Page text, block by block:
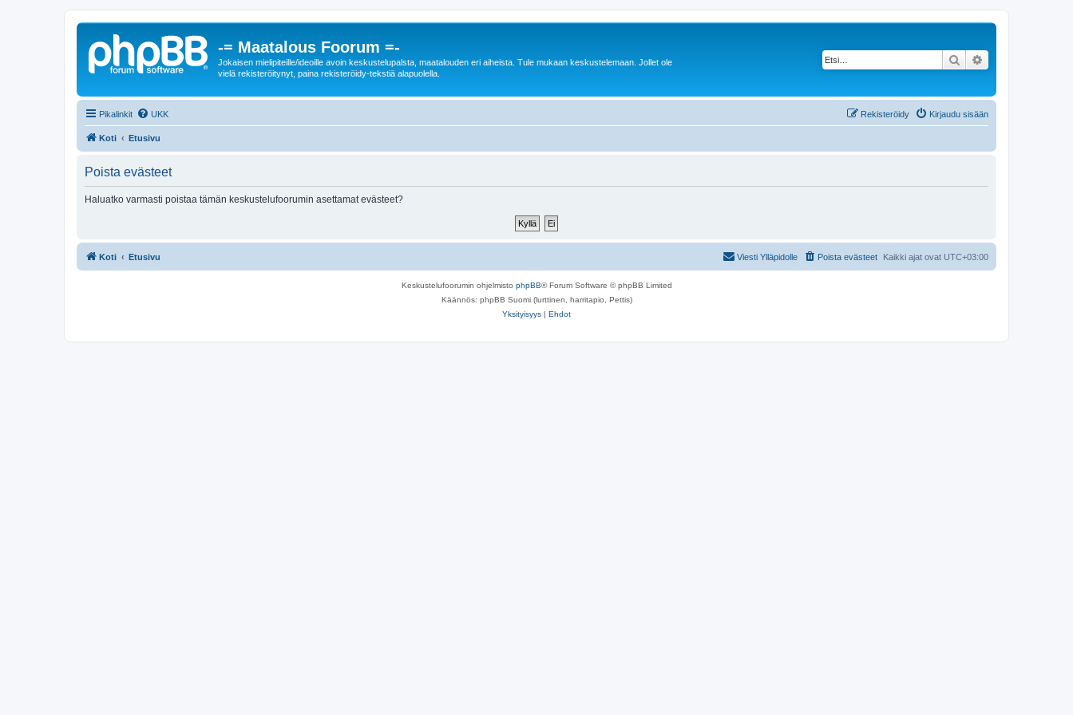
-= Maatalous Foorum =-
Jokaisen mielipiteille/ideoille avoin keskustelupalsta, maatalouden eri aiheista. Tule mukaan keskustelemaan. Jollet ole
vielä rekisteröitynyt, paina rekisteröidy-tekstiä alapuolella.
Etsi
Pikalinkit UKK Kirjaudu sisään
Rekisteröidy
Koti Etusivu
Poista evästeet
Haluatko varmasti poistaa tämän keskustelufoorumin asettamat evästeet?
Koti Etusivu Kaikki ajat ovat UTC+03:00
Poista evästeet
Viesti Ylläpidolle
Keskustelufoorumin ohjelmisto phpBB® Forum Software © phpBB Limited
Käännös: phpBB Suomi (lurttinen, harritapio, Pettis)
Yksityisyys | Ehdot